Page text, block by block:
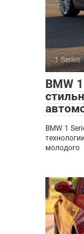
1 Series
BMW
BMW 1
молодого